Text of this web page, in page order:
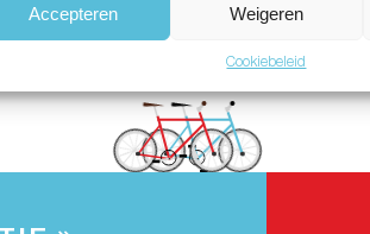
Accepteren Weigeren
Cookiebeleid